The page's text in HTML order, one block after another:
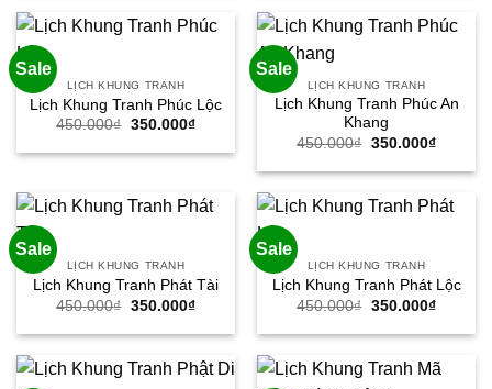
350.000₫.
Sale
LỊCH KHUNG TRANH
Lịch Khung Tranh Phúc Lộc
450.000₫ Giá
là:
350.000₫Giá
tại
350.000₫.
Sale
LỊCH KHUNG TRANH
Lịch Khung Tranh Phúc An
Khang
450.000₫ Giá
là:
350.000₫Giá
tại
Sale
LỊCH KHUNG TRANH
Lịch Khung Tranh Phát Tài
450.000₫ Giá
là:
350.000₫Giá
tại
350.000₫.
Sale
LỊCH KHUNG TRANH
Lịch Khung Tranh Phát Lộc
450.000₫ Giá
là:
350.000₫Giá
tại